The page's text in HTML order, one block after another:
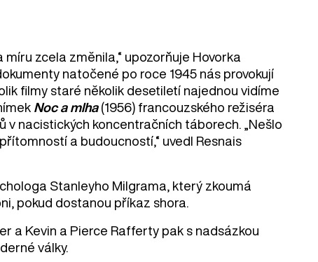
zcela změnila,“ upozorňuje Hovorka
dokumenty natočené po roce 1945 nás provokují
filmy staré několik desetiletí najednou vidíme
Noc a mlha(1956) francouzského režiséra
v nacistických koncentračních táborech. „Nešlo
a budoucností,“ uvedl Resnais
Stanleyho Milgrama, který zkoumá
pokud dostanou příkaz shora.
a Kevin a Pierce Rafferty pak s nadsázkou
války.